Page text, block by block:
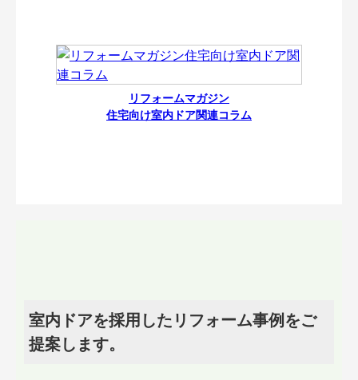
リフォームマガジン
住宅向け室内ドア関連コラム
室内ドアを採用したリフォーム事例をご
提案します。